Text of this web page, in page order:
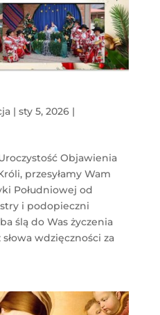
| sty 5, 2026|
Objawienia
przesyłamy Wam
Południowej od
i podopieczni
ślą do Was życzenia
wdzięczności za